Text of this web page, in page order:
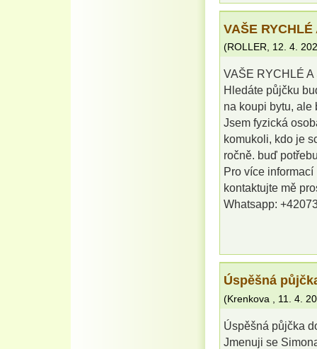
VAŠE
(ROLLER, 12. 4.
VAŠE RYCHLÉ
Hledáte půjčku
na koupi bytu, ale
Jsem fyzická
komukoli, kdo je
ročně. buď
Pro více
kontaktujte mě
Whatsapp:
Úspěšná
(Krenkova 11. 4.
Úspěšná půjčka
Jmenuji se